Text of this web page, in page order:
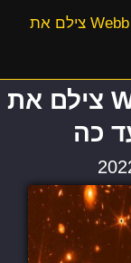
במקרה: הטלסקופ Webb צילם את
במקרה: הטלסקופ Webb צילם את
כה